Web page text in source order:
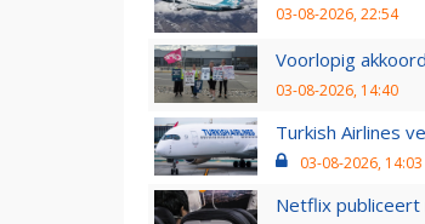
03-08-2026, 22:54
Voorlopig
03-08-2026, 14:40
Turkish Airlines
03-08-2026, 14:03
Netflix